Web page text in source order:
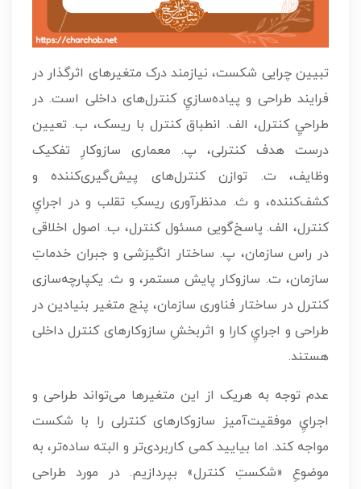
تبيين چرايی شکست، نيازمند درک متغيرهای اثرگذار در
فرايند طراحی و پياده‌سازيِ کنترل‌های داخلی است. در
طراحيِ کنترل، الف. انطباق کنترل با ريسک، ب. تعيين
درست هدف کنترلی، پ. معماری سازوکارِ تفکيک
وظايف، ت. توازن کنترل‌های پيش‌گيری‌کننده و
کشف‌کننده، و ث. مدنظرآوری ريسکِ تقلب و در اجرايِ
کنترل، الف. پاسخ‌گويی مسئول کنترل، ب. اصول اخلاقی
در راس سازمان، پ. ساختار انگيزشی و جبران خدماتِ
سازمان، ت. سازوکار پايش مستمر، و ث. يکپارچه‌سازی
کنترل در ساختار فناوری سازمان، پنج متغير بنيادين در
طراحی و اجرايِ کارا و اثربخشِ سازوکارهای کنترل داخلی
هستند.
عدم توجه به هريک از اين متغيرها می‌تواند طراحی و
اجرايِ موفقيت‌آميز سازوکارهای کنترلی را با شکست
مواجه کند. اما بياييد کمی کاربردی‌تر و البته ساده‌تر، به
موضوعِ «شکستِ کنترل» بپردازيم. در مورد طراحی